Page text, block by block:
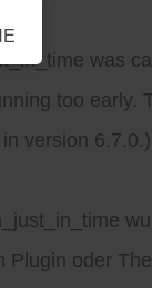
was
too early.
version
oder